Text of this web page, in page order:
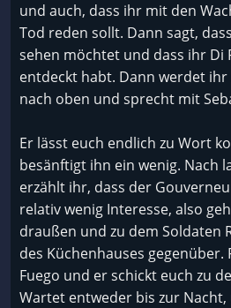
und auch, dass ihr mit den
Tod reden sollt. Dann sagt,
sehen möchtet und dass ihr Di
entdeckt habt. Dann werdet
nach oben und sprecht mit
Er lässt euch endlich zu Wort
besänftigt ihn ein wenig. Nach
erzählt ihr, dass der
relativ wenig Interesse, also
draußen und zu dem Soldaten
des Küchenhauses gegenüber.
Fuego und er schickt euch zu
Wartet entweder bis zur